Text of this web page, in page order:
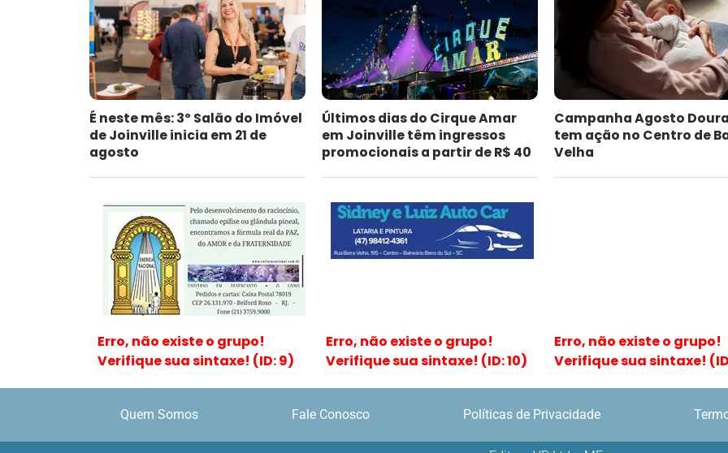
É neste mês: 3º Salão do Imóvel
de Joinville inicia em 21 de
agosto
Últimos dias do Cirque Amar
em Joinville têm ingressos
promocionais a partir de R$ 40
Campanha Agosto
tem ação no Centro de
Velha
Erro, não existe o grupo!
Verifique sua sintaxe! (ID: 9)
Erro, não existe o grupo!
Verifique sua sintaxe! (ID: 10)
Erro, não existe o grupo!
Verifique sua sintaxe!
Quem Somos Fale Conosco Políticas de Privacidade